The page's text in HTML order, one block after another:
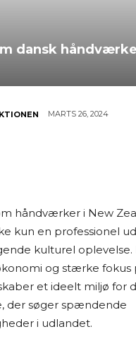
dansk
MARTS 26, 2024
håndværker i New
kun en professionel
kulturel oplevelse.
og stærke fokus
et ideelt miljø for
der søger spændende
i udlandet.